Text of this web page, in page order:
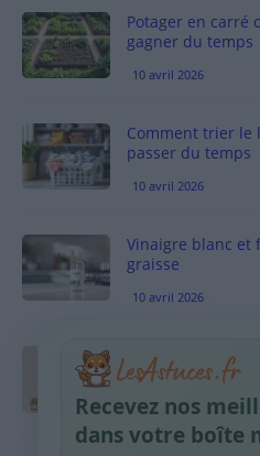
Potager en carré
gagner du temps
10 avril 2026
Comment trier le
passer du temps
10 avril 2026
Vinaigre blanc et
graisse
10 avril 2026
Taches
habitudes qui
9 avril 2026
Recevez nos
dans votre boîte